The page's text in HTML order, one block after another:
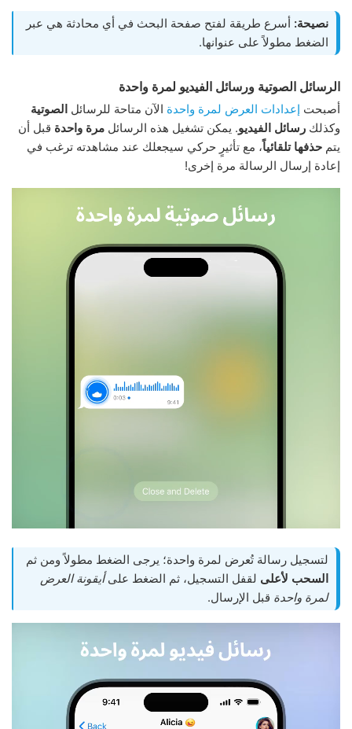
نصيحة: أسرع طريقة لفتح صفحة البحث في أي محادثة هي عبر
الضغط مطولاً على عنوانها.
الرسائل الصوتية ورسائل الفيديو لمرة واحدة
أصبحت إعدادات العرض لمرة واحدة الآن متاحة للرسائل الصوتية
وكذلك رسائل الفيديو. يمكن تشغيل هذه الرسائل مرة واحدة قبل أن
يتم حذفها تلقائياً، مع تأثيرٍ حركي سيجعلك عند مشاهدته ترغب في
إعادة إرسال الرسالة مرة إخرى!
لتسجيل رسالة تُعرض لمرة واحدة؛ يرجى الضغط مطولاً ومن ثم
السحب لأعلى لقفل التسجيل، ثم الضغط علىأيقونة العرض
لمرة واحدة قبل الإرسال.